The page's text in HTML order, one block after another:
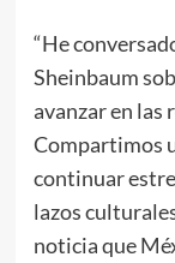
“He
Sheinbaum
avanzar en las
Compartimos
continuar
lazos
noticia que